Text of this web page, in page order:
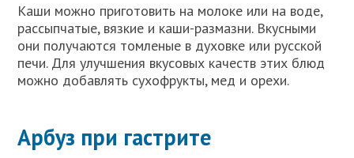
Каши можно приготовить на молоке или на воде,
рассыпчатые, вязкие и каши-размазни. Вкусными
они получаются томленые в духовке или русской
печи. Для улучшения вкусовых качеств этих блюд
можно добавлять сухофрукты, мед и орехи.
Арбуз при гастрите